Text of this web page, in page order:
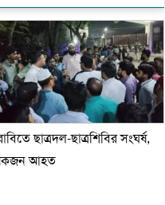
ছাত্রদল-ছাত্রশিবির সংঘর্ষ,
আহত